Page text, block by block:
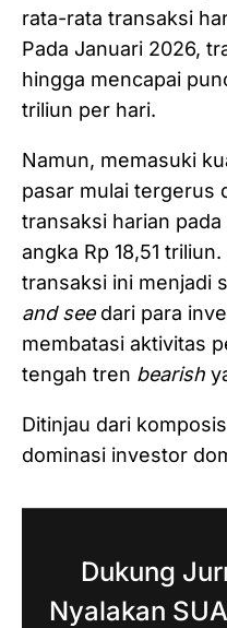
rata-rata transaksi
Pada Januari 2026,
hingga mencapai
triliun per hari.
Namun, memasuki
pasar mulai tergerus
transaksi harian
angka Rp 18,51
transaksi ini menjadi
and seedari para
membatasi aktivitas
tengah tren bearish
Ditinjau dari
dominasi investor
Dukung
Nyalakan